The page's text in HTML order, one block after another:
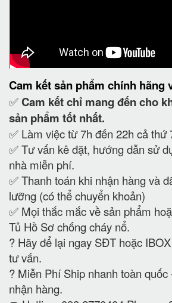
Cam kếtsản phẩm chính hãng
✅ Cam kếtchỉ mang đến cho
sản phẩm tốt nhất.
✅ Làm việc từ 7h đến 22h cả thứ
✅ Tư vấn kê đặt, hướng dẫn sử
nhà miễn phí.
✅ Thanh toán khi nhận hàng và
lưỡng (có thể chuyển khoản)
✅ Mọi thắc mắc về sản phẩm
Tủ Hồ Sơ chống cháy nổ.
? Hãy để lại ngay SĐT hoặc
tư vấn.
? Miễn Phí Ship nhanh toàn quốc
nhận hàng.